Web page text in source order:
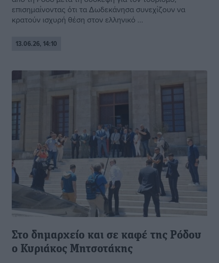
επισημαίνοντας ότι τα Δωδεκάνησα συνεχίζουν να
κρατούν ισχυρή θέση στον ελληνικό ...
13.06.26, 14:10
Στο δημαρχείο και σε καφέ της Ρόδου
ο Κυριάκος Μητσοτάκης